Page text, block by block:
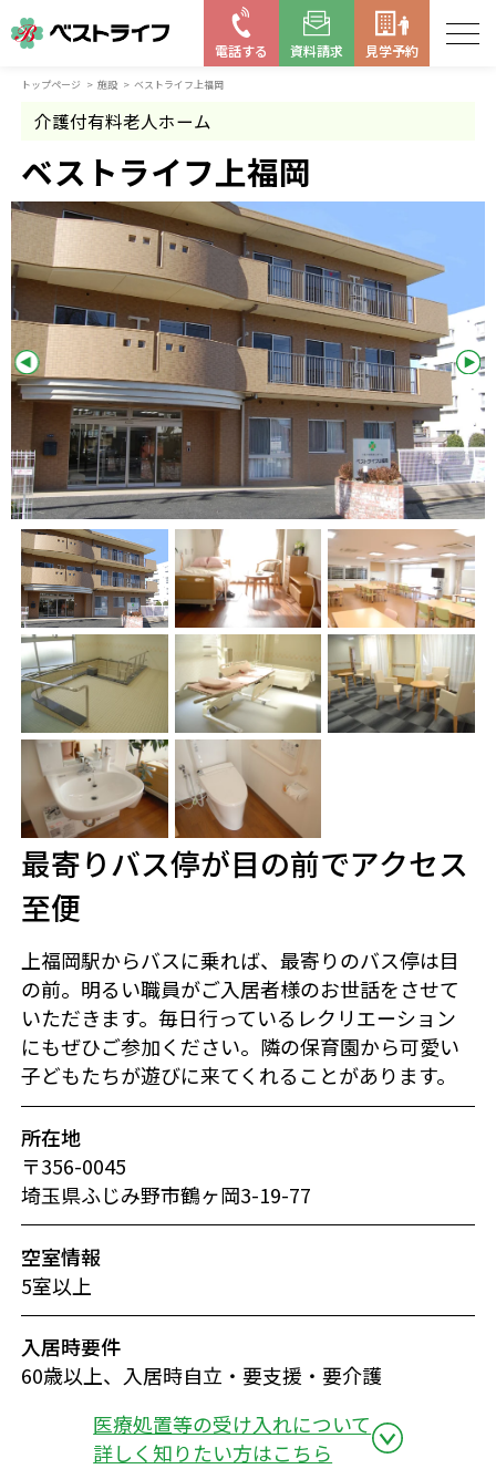
電話する 資料請求 見学予約
ベストライフの取り組み
よくある質問
トップページ 施設 ベストライフ上福岡
介護付有料老人ホーム
ベストライフ上福岡
最寄りバス停が目の前でアクセス
至便
上福岡駅からバスに乗れば、最寄りのバス停は目
の前。明るい職員がご入居者様のお世話をさせて
いただきます。毎日行っているレクリエーション
にもぜひご参加ください。隣の保育園から可愛い
子どもたちが遊びに来てくれることがあります。
所在地
〒356-0045
埼玉県ふじみ野市鶴ヶ岡3-19-77
空室情報
5室以上
入居時要件
60歳以上、入居時自立・要支援・要介護
医療処置等の受け入れについて
詳しく知りたい方はこちら